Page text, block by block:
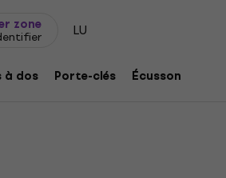
zone LU
à dos Porte-clés Écussons/
shirt